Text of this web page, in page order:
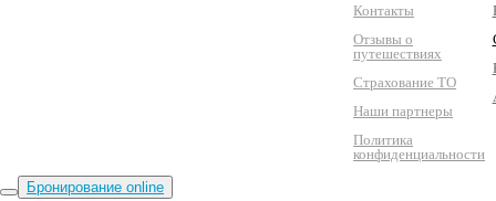
Контакты
Отзывы о
путешествиях
Страхование ТО
Наши партнеры
Политика
конфиденциальности
Бронирование online